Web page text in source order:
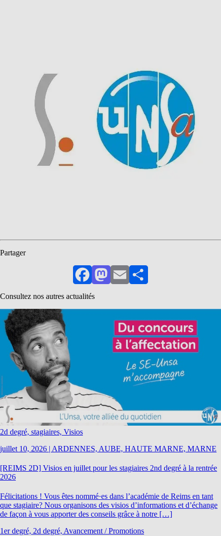
Partager
FacebookMastodon
EmailPartager
Consultez nos autres actualités
2d degré, stagiaires, Visios
juillet 10, 2026 | ARDENNES, AUBE, HAUTE MARNE, MARNE
[REIMS 2D] Visios en juillet pour les stagiaires 2nd degré à la rentrée
2026
Félicitations ! Vous êtes nommé·es dans l’académie de Reims en tant
que stagiaire? Nous organisons des visios d’informations et d’échange
de façon à vous apporter des conseils grâce à notre […]
1er degré, 2d degré, Avancement / Promotions